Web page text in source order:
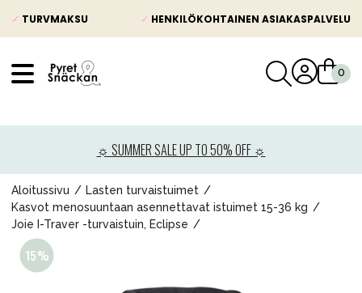
✓ TURVMAKSU ✓ HENKILÖKOHTAINEN ASIAKASPALVELU
☼ SUMMER SALE UP TO 50% OFF ☼
Aloitussivu
Lasten turvaistuimet
Kasvot menosuuntaan asennettavat istuimet 15-36 kg
Joie I-Traver -turvaistuin, Eclipse
Lastenvaunut
Lasten turvaistuimet
Vauvan paketti
Lelut ja pelit